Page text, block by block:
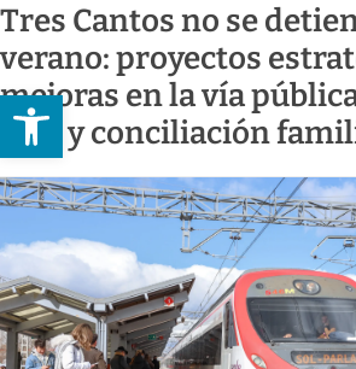
Abrir barra de
Tres Cantos no se
verano: proyectos
mejoras en la vía
ocio y conciliación